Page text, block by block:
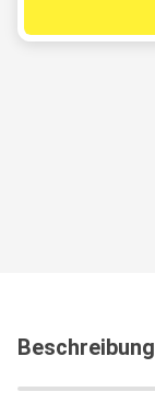
Beschreibung